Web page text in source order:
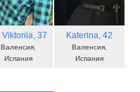
Viktoriia, 37
Валенсия,
Испания
Katerina, 42
Валенсия,
Испания